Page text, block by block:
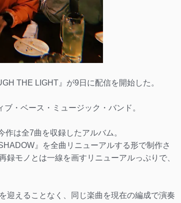
THE LIGHT』が9日に配信を開始した。
・ベース・ミュージック・バンド。
は全7曲を収録したアルバム。
』を全曲リニューアルする形で制作さ
モノとは一線を画すリニューアルっぷりで、
迎えることなく、同じ楽曲を現在の編成で演奏